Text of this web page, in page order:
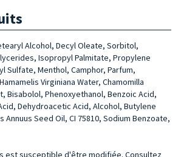
Alcohol, Decyl Oleate, Sorbitol,
Isopropyl Palmitate, Propylene
Sulfate, Menthol, Camphor, Parfum,
Virginiana Water, Chamomilla
Bisabolol, Phenoxyethanol, Benzoic Acid,
Dehydroacetic Acid, Alcohol, Butylene
Annuus Seed Oil, CI 75810, Sodium Benzoate,
est susceptible d'être modifiée. Consultez